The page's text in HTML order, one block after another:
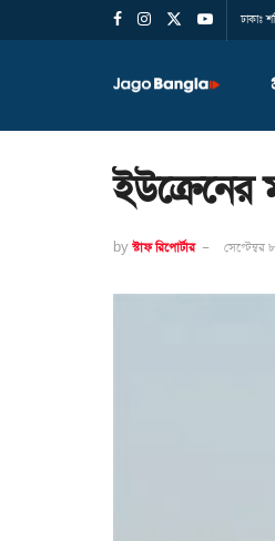
ঢাকাঃ
ইউক্রেনের
by স্টাফ রিপোর্টার সেপ্টেম্বর